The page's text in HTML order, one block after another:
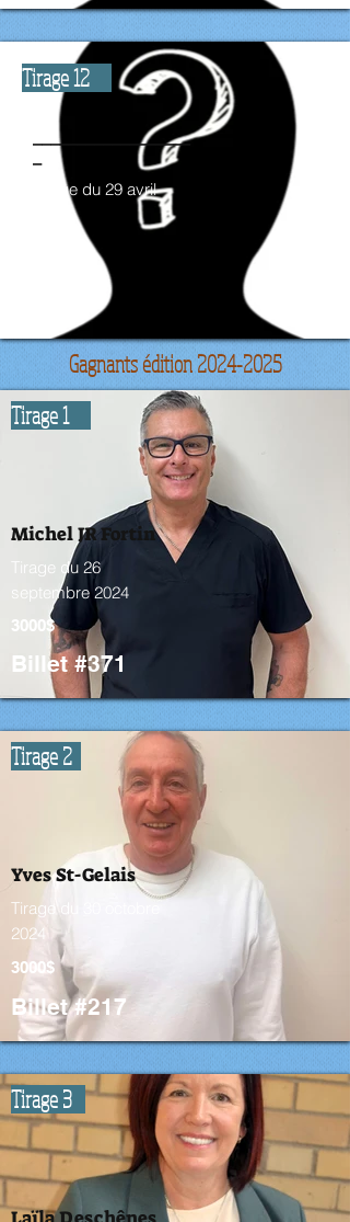
Tirage 12
__________________
Tirage du 29 avril
Gagnants édition2024-2025
Tirage 1
Michel JR Fortin
Tirage du 26
septembre 2024
3000$
Billet #371
Tirage 2
Yves St-Gelais
Tirage du 30 octobre
2024
3000$
Billet #217
Tirage 3